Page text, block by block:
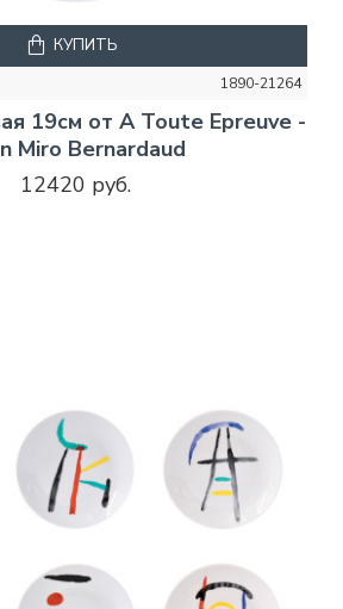
1890-21264
19см от A Toute Epreuve -
Miro Bernardaud
12420 руб.
КУПИТЬ